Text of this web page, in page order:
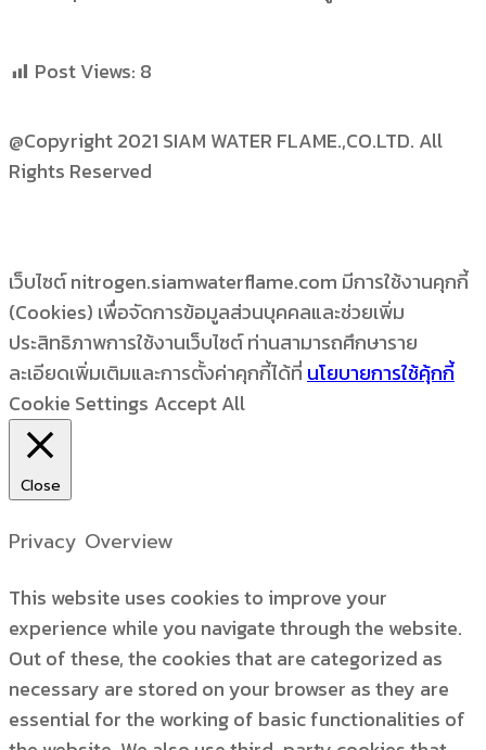
Post Views: 8
@Copyright 2021 SIAM WATER FLAME.,CO.LTD. All
Rights Reserved
เว็บไซต์ nitrogen.siamwaterflame.com มีการใช้งานคุกกี้
(Cookies) เพื่อจัดการข้อมูลส่วนบุคคลและช่วยเพิ่ม
ประสิทธิภาพการใช้งานเว็บไซต์ ท่านสามารถศึกษาราย
ละเอียดเพิ่มเติมและการตั้งค่าคุกกี้ได้ที่ นโยบายการใช้คุ้กกี้
Cookie Settings Accept All
Close
Privacy Overview
This website uses cookies to improve your
experience while you navigate through the website.
Out of these, the cookies that are categorized as
necessary are stored on your browser as they are
essential for the working of basic functionalities of